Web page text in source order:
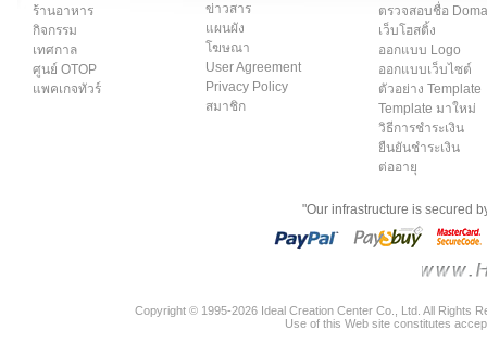
ร้านอาหาร
กิจกรรม
เทศกาล
ศูนย์ OTOP
แพคเกจทัวร์
ข่าวสาร
แผนผัง
โฆษณา
User Agreement
Privacy Policy
สมาชิก
ตรวจสอบชื่อ
เว็บโฮสติ้ง
ออกแบบ Logo
ออกแบบเว็บไซต์
ตัวอย่าง Template
Template มาใหม่
วิธีการชำระเงิน
ยืนยันชำระเงิน
ต่ออายุ
"Our infrastructure is secured
Copyright © 1995-2026 Ideal Creation Center Co., Ltd. All Rights
Use of this Web site constitutes